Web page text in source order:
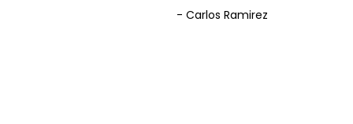
- Carlos Ramirez